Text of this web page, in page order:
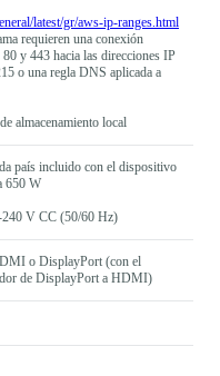
latest/gr/aws-ip-ranges.html
requieren una conexión
y 443 hacia las direcciones IP
o una regla DNS aplicada a
almacenamiento local
país incluido con el dispositivo
650 W
240 V CC (50/60 Hz)
o DisplayPort (con el
de DisplayPort a HDMI)